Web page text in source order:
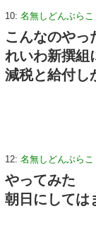
10: 名無しどんぶらこ
こんなのやっ
れいわ新撰組
減税と給付し
12: 名無しどんぶらこ
やってみた
朝日にしては